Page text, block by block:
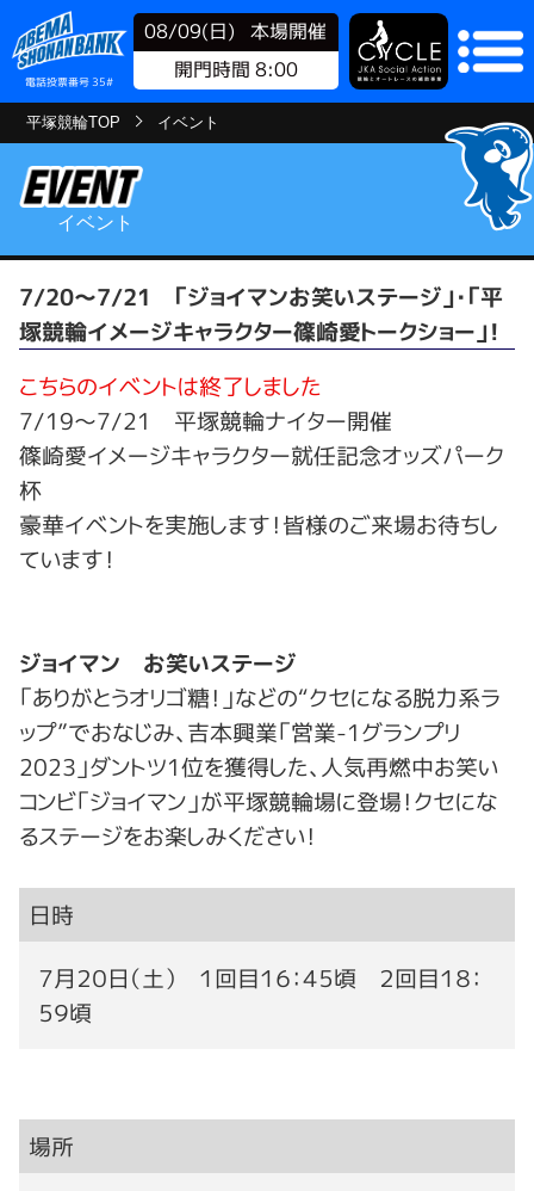
電話投票番号 35#
08/09(日)
本場開催
開門時間 8:00
平塚競輪TOP イベント
イベント
7/20～7/21 「ジョイマンお笑いステージ」・「平
塚競輪イメージキャラクター篠崎愛トークショー」！
こちらのイベントは終了しました
7/19～7/21 平塚競輪ナイター開催
篠崎愛イメージキャラクター就任記念オッズパーク
杯
豪華イベントを実施します！皆様のご来場お待ちし
ています！
ジョイマン お笑いステージ
「ありがとうオリゴ糖！」などの“クセになる脱力系ラ
ップ”でおなじみ、吉本興業「営業-1グランプリ
2023」ダントツ1位を獲得した、人気再燃中お笑い
コンビ「ジョイマン」が平塚競輪場に登場！クセにな
るステージをお楽しみください！
日時
７月２０日（土） １回目１６：４５頃 ２回目１８：
５９頃
場所